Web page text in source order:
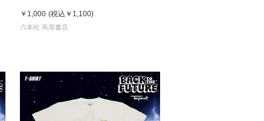
￥1,000 (税込 ￥1,100)
六本松 蔦屋書店